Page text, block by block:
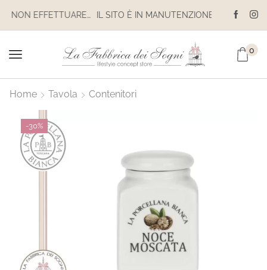
IL SITO È IN MANUTENZIONE. NON EFFETTUARE ACQUISTI. LE SPEDIZIONI SONO SOSPESE
0
Home Tavola Contenitori
-30%